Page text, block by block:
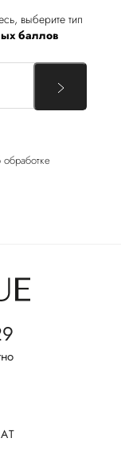
выберите тип
баллов